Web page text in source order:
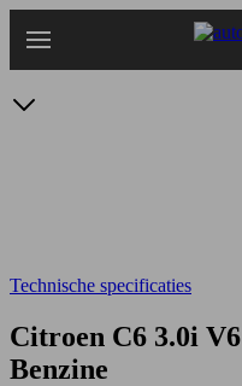
naar
Technische specificaties
Citroen C6 3.0i V6
Benzine